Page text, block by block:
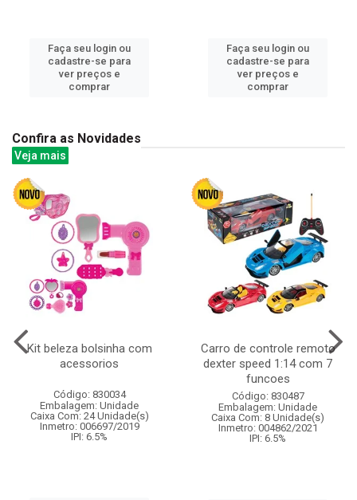
Faça seu login ou
cadastre-se para
ver preços e
comprar
Faça seu login ou
cadastre-se para
ver preços e
comprar
Confira as Novidades
Veja mais
Kit beleza bolsinha com
acessorios
Código: 830034
Embalagem: Unidade
Caixa Com: 24 Unidade(s)
Inmetro: 006697/2019
IPI: 6.5%
Carro de controle remoto
dexter speed 1:14 com 7
funcoes
Código: 830487
Embalagem: Unidade
Caixa Com: 8 Unidade(s)
Inmetro: 004862/2021
IPI: 6.5%